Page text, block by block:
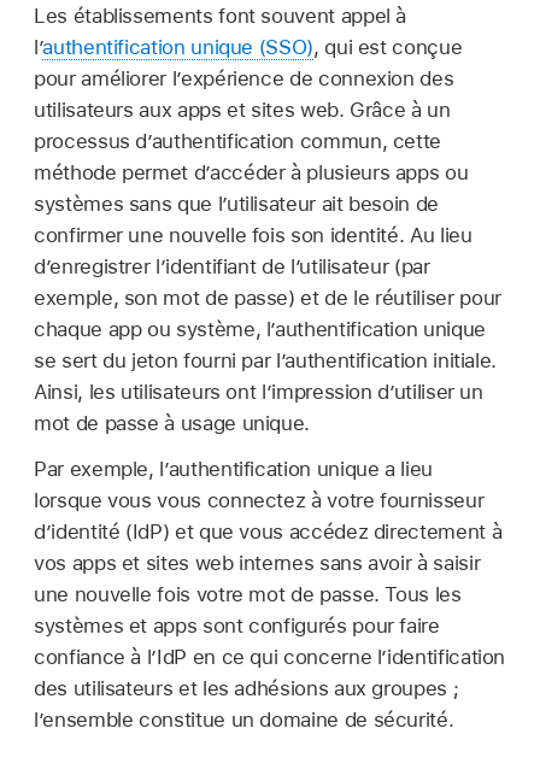
Les établissements font souvent appel à
l’authentification unique (SSO), qui est conçue
pour améliorer l’expérience de connexion des
utilisateurs aux apps et sites web. Grâce à un
processus d’authentification commun, cette
méthode permet d’accéder à plusieurs apps ou
systèmes sans que l’utilisateur ait besoin de
confirmer une nouvelle fois son identité. Au lieu
d’enregistrer l’identifiant de l’utilisateur (par
exemple, son mot de passe) et de le réutiliser pour
chaque app ou système, l’authentification unique
se sert du jeton fourni par l’authentification initiale.
Ainsi, les utilisateurs ont l’impression d’utiliser un
mot de passe à usage unique.
Par exemple, l’authentification unique a lieu
lorsque vous vous connectez à votre fournisseur
d’identité (IdP) et que vous accédez directement à
vos apps et sites web internes sans avoir à saisir
une nouvelle fois votre mot de passe. Tous les
systèmes et apps sont configurés pour faire
confiance à l’IdP en ce qui concerne l’identification
des utilisateurs et les adhésions aux groupes ;
l’ensemble constitue un domaine de sécurité.